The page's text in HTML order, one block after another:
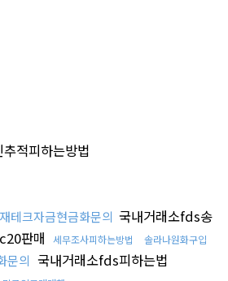
추적피하는방법
재테크자금현금화문의 국내거래소fds송
판매 세무조사피하는방법 솔라나원화구입
문의 국내거래소fds피하는법